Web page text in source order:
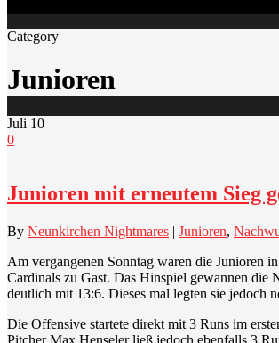
Category
Junioren
Juli 10
0
Junioren mit erneutem Sieg
By Neunkirchen Nightmares | Junioren,
Am vergangenen Sonntag waren die Junioren
Cardinals zu Gast. Das Hinspiel gewannen die
deutlich mit 13:6. Dieses mal legten sie jedoch
Die Offensive startete direkt mit 3 Runs im
Pitcher Max Henseler ließ jedoch ebenfalls 3